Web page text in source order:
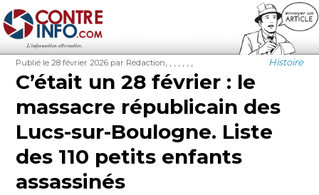
Contre-Info
Publié
le
Publié le 28 février 2026 Auteur
par Rédaction Catégories
Histoire
C’était un 28 février : le
massacre républicain des
Lucs-sur-Boulogne. Liste
des 110 petits enfants
assassinés